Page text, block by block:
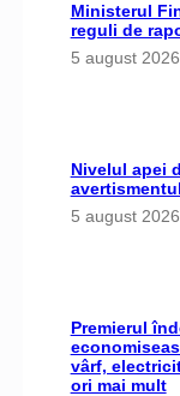
Ministerul
reguli de
5 august 2026
Nivelul apei
5 august 2026
Premierul
vârf,
ori mai mult